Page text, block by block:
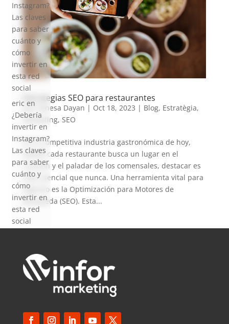
Estrategias SEO para restaurantes
por Vanesa Dayan | Oct 18, 2023 | Blog, Estratègia,
Marketing, SEO
En la competitiva industria gastronómica de hoy,
donde cada restaurante busca un lugar en el
corazón y el paladar de los comensales, destacar es
más esencial que nunca. Una herramienta vital para
lograrlo es la Optimización para Motores de
Búsqueda (SEO). Esta...
Instagram?
Las claves
para saber
cuánto y
cómo
invertir en
esta red
social
eric en
¿Debería
invertir en
Instagram?
Las claves
para saber
cuánto y
cómo
invertir en
esta red
social
invertir en
Instagram?
Las claves
cómo